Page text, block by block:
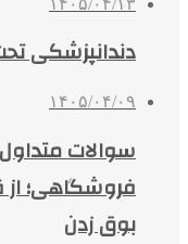
دندانپزشکی
۱۴۰۵/۰۴/۰۹
سوالات
فروشگاهی؛
بوق زدن